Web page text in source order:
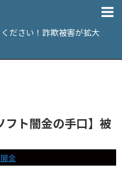
ださい！詐欺被害が拡大
フト闇金の手口】被
金